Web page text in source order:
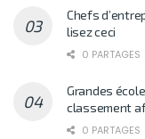
Chefs
lisez ceci
0 PARTAGES
Grandes
classement
0 PARTAGES